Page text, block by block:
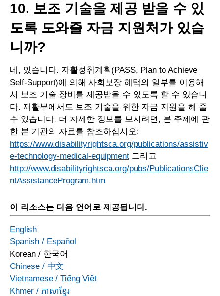
10. 보조 기술을 제공 받을 수 있
도록 도와줄 자금 지원처가 있습
니까?
네, 있습니다. 자활성취계획(PASS, Plan to Achieve
Self-Support)에 의해 사회보장 혜택의 일부를 이용해
서 보조 기술 장비를 제공받을 수 있도록 할 수 있습니
다. 재활부에서도 보조 기술을 위한 자금 지원을 해 줄
수 있습니다. 더 자세한 정보를 보시려면, 본 주제에 관
한 본 기관의 자료를 참조하십시오:
https://www.disabilityrightsca.org/publications/assistiv
e-technology-medical-equipment 그리고
http://www.disabilityrightsca.org/pubs/PublicationsClie
ntAssistanceProgram.htm
이 리소스는 다음 언어로 제공됩니다.
English
Spanish / Español
Korean / 한국어
Chinese / 中文
Vietnamese / Tiếng Việt
Khmer / ភាសាខ្មែរ